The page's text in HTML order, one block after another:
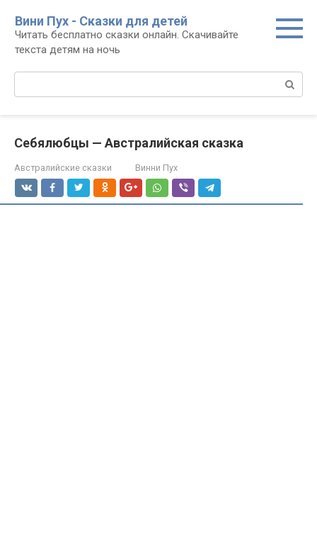
контенту
Вини Пух - Сказки для детей
Читать бесплатно сказки онлайн. Скачивайте
текста детям на ночь
Себялюбцы — Австралийская сказка
Австралийские сказки Винни Пух